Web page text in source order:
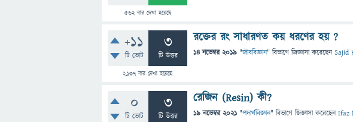
562বার দেখা হয়েছে
+11
টি ভোট
3
টি উত্তর
2,137 বার দেখা হয়েছে
রক্তের রং সাধারণত কয় ধরণের হয় ?
14 নভেম্বর 2019 "জীববিজ্ঞান" বিভাগে জিজ্ঞাসাকরেছেনSajid
0
টি ভোট
3
টি উত্তর
রেজিন (Resin) কী?
19 নভেম্বর 2021 "পদার্থবিজ্ঞান" বিভাগে জিজ্ঞাসাকরেছেনIfaz